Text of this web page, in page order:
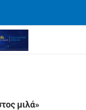
μιλά»